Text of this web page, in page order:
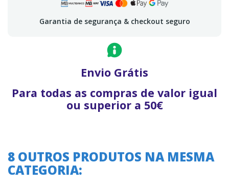
Garantia de segurança & checkout seguro
Envio Grátis
Para todas as compras de valor igual
ou superior a 50€
8 OUTROS PRODUTOS NA MESMA
CATEGORIA: